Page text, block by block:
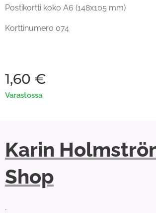
Postikortti koko A6 (148x105 mm)
Korttinumero 074
1,60 €
Varastossa
Karin
Shop
.